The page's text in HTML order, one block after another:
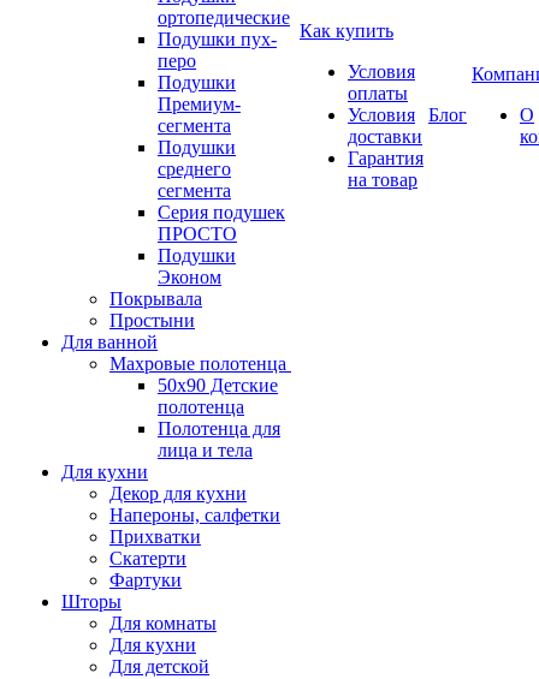
ортопедические
Подушки пух-
перо
Подушки
Премиум-
сегмента
Подушки
среднего
сегмента
Серия подушек
ПРОСТО
Подушки
Эконом
Покрывала
Простыни
Для ванной
Махровые полотенца
50х90 Детские
полотенца
Полотенца для
лица и тела
Для кухни
Декор для кухни
Напероны, салфетки
Прихватки
Скатерти
Фартуки
Шторы
Для комнаты
Для кухни
Для детской
Как купить
Условия
оплаты
Условия
доставки
Гарантия
на товар
Блог
О